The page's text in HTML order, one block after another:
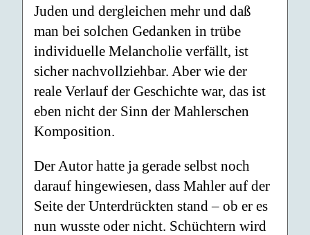
Juden und dergleichen mehr und daß
man bei solchen Gedanken in trübe
individuelle Melancholie verfällt, ist
sicher nachvollziehbar. Aber wie der
reale Verlauf der Geschichte war, das ist
eben nicht der Sinn der Mahlerschen
Komposition.
Der Autor hatte ja gerade selbst noch
darauf hingewiesen, dass Mahler auf der
Seite der Unterdrückten stand – ob er es
nun wusste oder nicht. Schüchtern wird